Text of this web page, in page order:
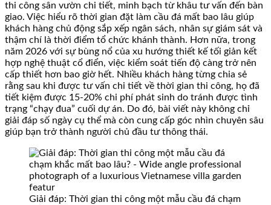
thi công sân vườn chi tiết, minh bạch từ khâu tư vấn đến bàn
giao. Việc hiểu rõ thời gian đặt làm cầu đá mất bao lâu giúp
khách hàng chủ động sắp xếp ngân sách, nhân sự giám sát và
thậm chí là thời điểm tổ chức khánh thành. Hơn nữa, trong
năm 2026 với sự bùng nổ của xu hướng thiết kế tối giản kết
hợp nghệ thuật cổ điển, việc kiểm soát tiến độ càng trở nên
cấp thiết hơn bao giờ hết. Nhiều khách hàng từng chia sẻ
rằng sau khi được tư vấn chi tiết về thời gian thi công, họ đã
tiết kiệm được 15-20% chi phí phát sinh do tránh được tình
trạng “chạy đua” cuối dự án. Do đó, bài viết này không chỉ
giải đáp số ngày cụ thể mà còn cung cấp góc nhìn chuyên sâu
giúp bạn trở thành người chủ đầu tư thông thái.
Giải đáp: Thời gian thi công một mẫu cầu đá chạm